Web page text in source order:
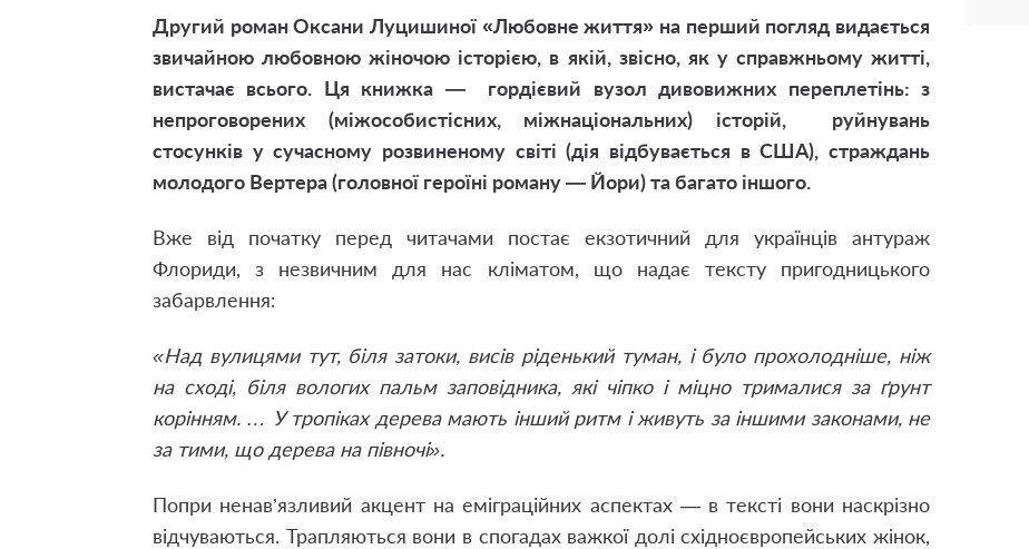
Другий роман Оксани Луцишиної «Любовне життя» на перший погляд видається
звичайною любовною жіночою історією, в якій, звісно, як у справжньому житті,
вистачає всього. Ця книжка ― гордієвий вузол дивовижних переплетінь: з
непроговорених (міжособистісних, міжнаціональних) історій, руйнувань
стосунків у сучасному розвиненому світі (дія відбувається в США), страждань
молодого Вертера (головної героїні роману ― Йори) та багато іншого.
Вже від початку перед читачами постає екзотичний для українців антураж
Флориди, з незвичним для нас кліматом, що надає тексту пригодницького
забарвлення:
«Над вулицями тут, біля затоки, висів ріденький туман, і було прохолодніше, ніж
на сході, біля вологих пальм заповідника, які чіпко і міцно трималися за ґрунт
корінням. … У тропіках дерева мають інший ритм і живуть за іншими законами, не
за тими, що дерева на півночі».
Попри ненав’язливий акцент на еміграційних аспектах — в тексті вони наскрізно
відчуваються. Трапляються вони в спогадах важкої долі східноєвропейських жінок,